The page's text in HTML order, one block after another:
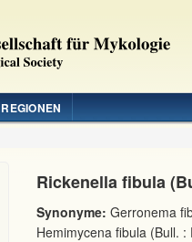
REGIONEN
Rickenella fibula
Synonyme: Gerronema
Hemimycena fibula (Bull.